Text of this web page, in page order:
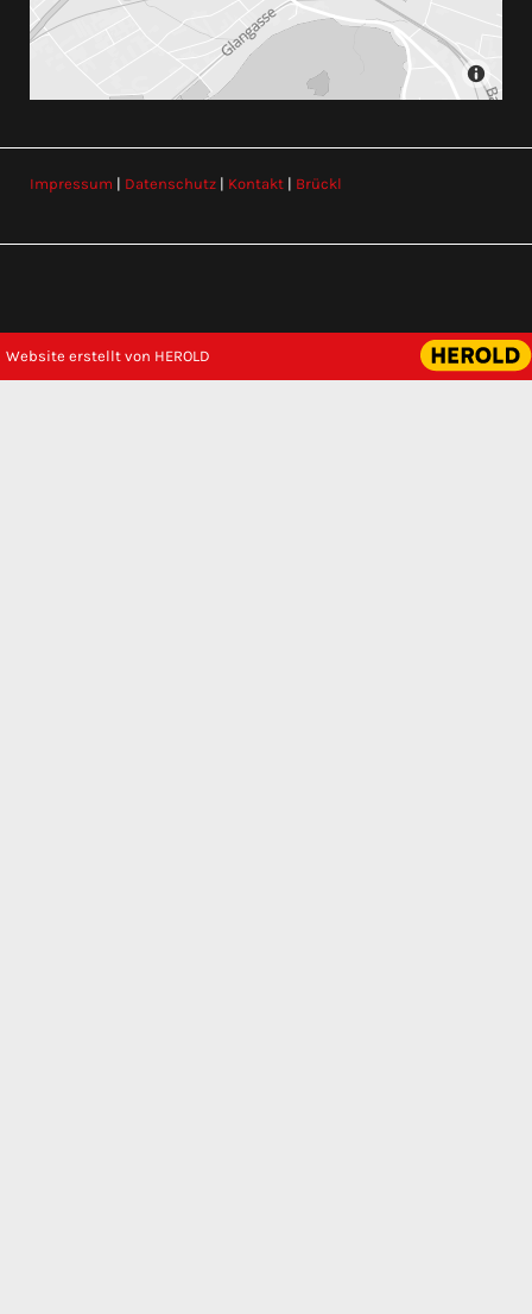
Impressum | Datenschutz | Kontakt | Brückl
Website erstellt von HEROLD